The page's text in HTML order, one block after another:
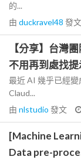
的...
由 duckravel48 發文
【分享】台灣
不用再到處找提
最近 AI 幾乎已經
Claud...
由 nlstudio 發文
[Machine
Data pre-